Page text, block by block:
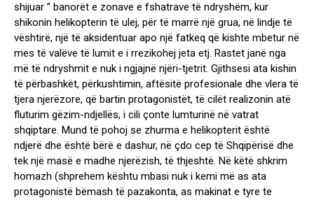
shijuar ” banorët e zonave e fshatrave të ndryshëm, kur
shikonin helikopterin të ulej, për të marrë një grua, në lindje të
vështirë, një të aksidentuar apo një fatkeq që kishte mbetur në
mes të valëve të lumit e i rrezikohej jeta etj. Rastet janë nga
më të ndryshmit e nuk i ngjajnë njëri-tjetrit. Gjithsesi ata kishin
të përbashkët, përkushtimin, aftësitë profesionale dhe vlera të
tjera njerëzore, që bartin protagonistët, të cilët realizonin atë
fluturim gëzim-ndjellës, i cili çonte lumturinë në vatrat
shqiptare. Mund të pohoj se zhurma e helikopterit është
ndjerë dhe është bërë e dashur, në çdo cep të Shqipërisë dhe
tek një masë e madhe njerëzish, të thjeshtë. Në këtë shkrim
homazh (shprehem kështu mbasi nuk i kemi më as ata
protagonistë bëmash të pazakonta, as makinat e tyre te